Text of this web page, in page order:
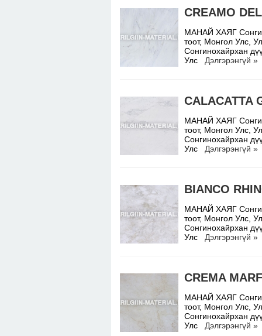
CREAMO
МАНАЙ ХАЯГ
тоот, Монгол Улс,
Сонгинохайрхан
Улс Дэлгэрэнгүй »
CALACATTA
МАНАЙ ХАЯГ
тоот, Монгол Улс,
Сонгинохайрхан
Улс Дэлгэрэнгүй »
BIANCO
МАНАЙ ХАЯГ
тоот, Монгол Улс,
Сонгинохайрхан
Улс Дэлгэрэнгүй »
CREMA
МАНАЙ ХАЯГ
тоот, Монгол Улс,
Сонгинохайрхан
Улс Дэлгэрэнгүй »